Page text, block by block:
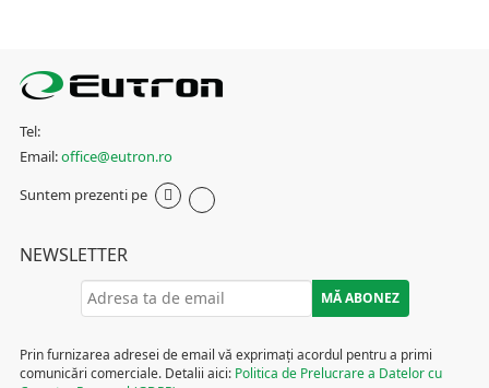
Tel:
Email:office@eutron.ro
Suntem prezenti pe
NEWSLETTER
Prin furnizarea adresei de email vă exprimați acordul pentru a primi
comunicări comerciale. Detalii aici: Politica de Prelucrare a Datelor cu